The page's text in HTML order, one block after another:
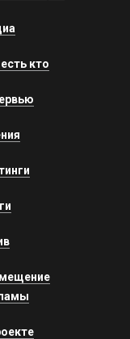
кто